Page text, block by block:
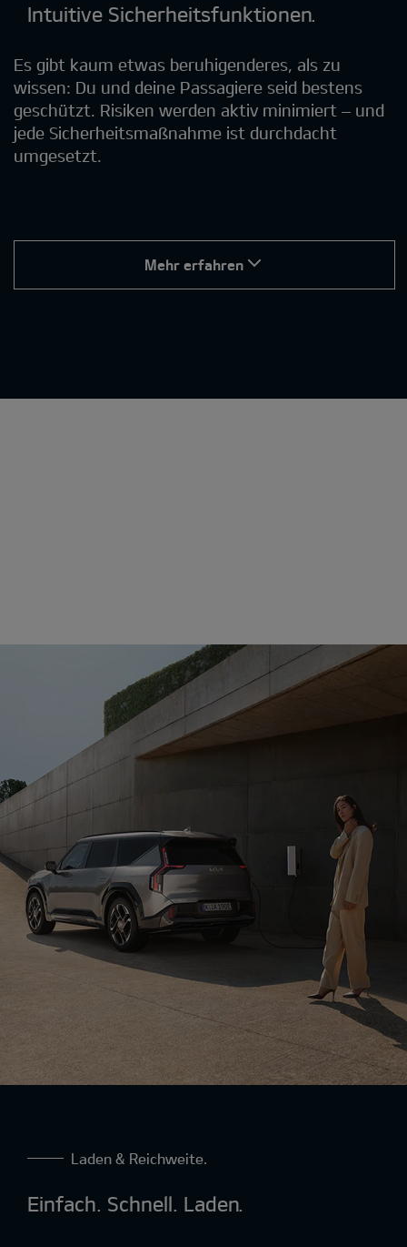
Intuitive Sicherheitsfunktionen.
Es gibt kaum etwas beruhigenderes, als zu
wissen: Du und deine Passagiere seid bestens
geschützt. Risiken werden aktiv minimiert – und
jede Sicherheitsmaßnahme ist durchdacht
umgesetzt.
Mehr erfahren
Kinderleicht parken.
Laden & Reichweite.
Einfach. Schnell. Laden.